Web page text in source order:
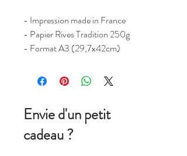
- Impression made in France
- Papier Rives Tradition 250g
- Format A3 (29,7x42cm)
Envie d'un petit
cadeau ?